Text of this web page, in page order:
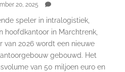
20, 2025
speler in intralogistiek,
hoofdkantoor in Marchtrenk,
van 2026 wordt een nieuwe
gebouwd. Het
van 50 miljoen euro en